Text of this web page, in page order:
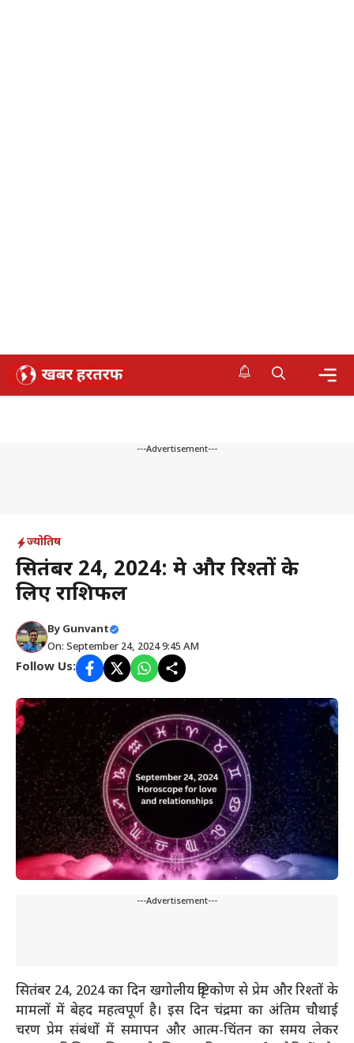
Skip
---Advertisement---
ज्योतिष
सितंबर 24, 2024: प्रेम और रिश्तों के
लिए राशिफल
By Gunvant
On: September 24, 2024 9:45 AM
Follow Us:
---Advertisement---
सितंबर 24, 2024 का दिन खगोलीय दृष्टिकोण से प्रेम और रिश्तों के
मामलों में बेहद महत्वपूर्ण है। इस दिन चंद्रमा का अंतिम चौथाई
चरण प्रेम संबंधों में समापन और आत्म-चिंतन का समय लेकर